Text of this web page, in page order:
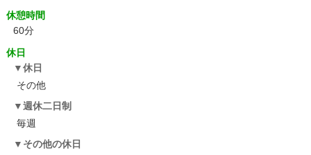
休憩時間
60分
休日
休日
その他
週休二日制
毎週
その他の休日